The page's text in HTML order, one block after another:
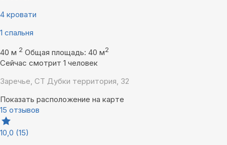
4 кровати
1 спальня
40 м 2 Общая площадь: 40 м2
Сейчас смотрит 1 человек
Заречье, СТ Дубки территория, 32
Показать расположение на карте
15 отзывов
10,0 (15)